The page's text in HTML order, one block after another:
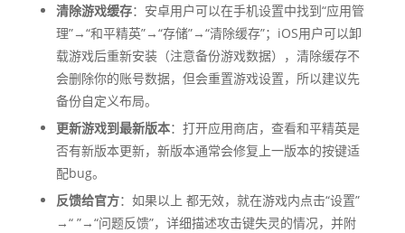
清除游戏缓存：安卓用户可以在手机设置中找到“应用管
理”→“和平精英”→“存储”→“清除缓存”；iOS用户可以卸
载游戏后重新安装（注意备份游戏数据），清除缓存不
会删除你的账号数据，但会重置游戏设置，所以建议先
备份自定义布局。
更新游戏到最新版本：打开应用商店，查看和平精英是
否有新版本更新，新版本通常会修复上一版本的按键适
配bug。
反馈给官方：如果以上 都无效，就在游戏内点击“设置”
→“ ”→“问题反馈”，详细描述攻击键失灵的情况，并附